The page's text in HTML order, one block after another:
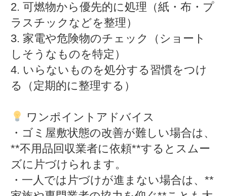
2. 可燃物から優先的に処理（紙・布・プ
ラスチックなどを整理）
3. 家電や危険物のチェック（ショート
しそうなものを特定）
4. いらないものを処分する習慣をつけ
る（定期的に整理する）
ワンポイントアドバイス
・ゴミ屋敷状態の改善が難しい場合は、
**不用品回収業者に依頼**するとスムー
ズに片づけられます。
・一人では片づけが進まない場合は、**